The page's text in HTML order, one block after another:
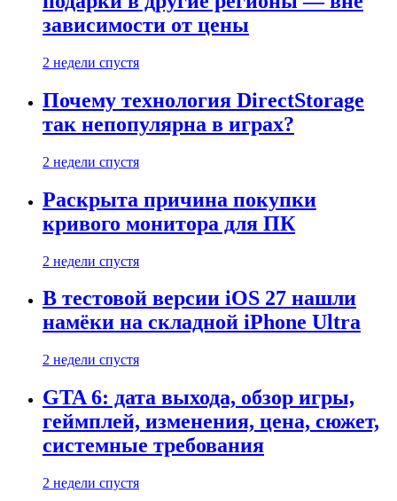
зависимости от цены
2 недели спустя
Почему технология DirectStorage
так непопулярна в играх?
2 недели спустя
Раскрыта причина покупки
кривого монитора для ПК
2 недели спустя
В тестовой версии iOS 27 нашли
намёки на складной iPhone Ultra
2 недели спустя
GTA 6: дата выхода, обзор игры,
геймплей, изменения, цена, сюжет,
системные требования
2 недели спустя